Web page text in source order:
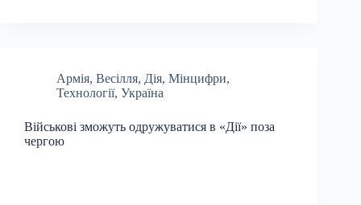
Армія, Весілля, Дія, Мінцифри,
Технології, Україна
Військові зможуть одружуватися в «Дії» поза
чергою